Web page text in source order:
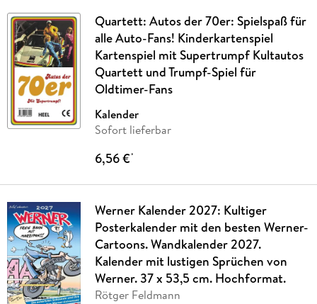
Quartett: Autos der 70er: Spielspaß für
alle Auto-Fans! Kinderkartenspiel
Kartenspiel mit Supertrumpf Kultautos
Quartett und Trumpf-Spiel für
Oldtimer-Fans
Kalender
Sofort lieferbar
6,56 €*
Werner Kalender 2027: Kultiger
Posterkalender mit den besten Werner-
Cartoons. Wandkalender 2027.
Kalender mit lustigen Sprüchen von
Werner. 37 x 53,5 cm. Hochformat.
Rötger Feldmann